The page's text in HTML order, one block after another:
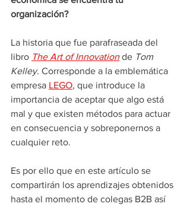
organización?
La historia que fue parafraseada del
libro The Art of Innovation de Tom
Kelley. Corresponde a la emblemática
empresa LEGO, que introduce la
importancia de aceptar que algo está
mal y que existen métodos para actuar
en consecuencia y sobreponernos a
cualquier reto.
Es por ello que en este artículo se
compartirán los aprendizajes obtenidos
hasta el momento de colegas B2B así